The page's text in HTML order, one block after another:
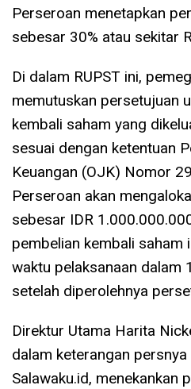
Perseroan menetapkan
sebesar 30% atau sekitar
Di dalam RUPST ini,
memutuskan persetujuan
kembali saham yang
sesuai dengan ketentuan
Keuangan (OJK) Nomor
Perseroan akan
sebesar IDR
pembelian kembali saham
waktu pelaksanaan dalam
setelah diperolehnya
Direktur Utama Harita
dalam keterangan
Salawaku.id, menekankan